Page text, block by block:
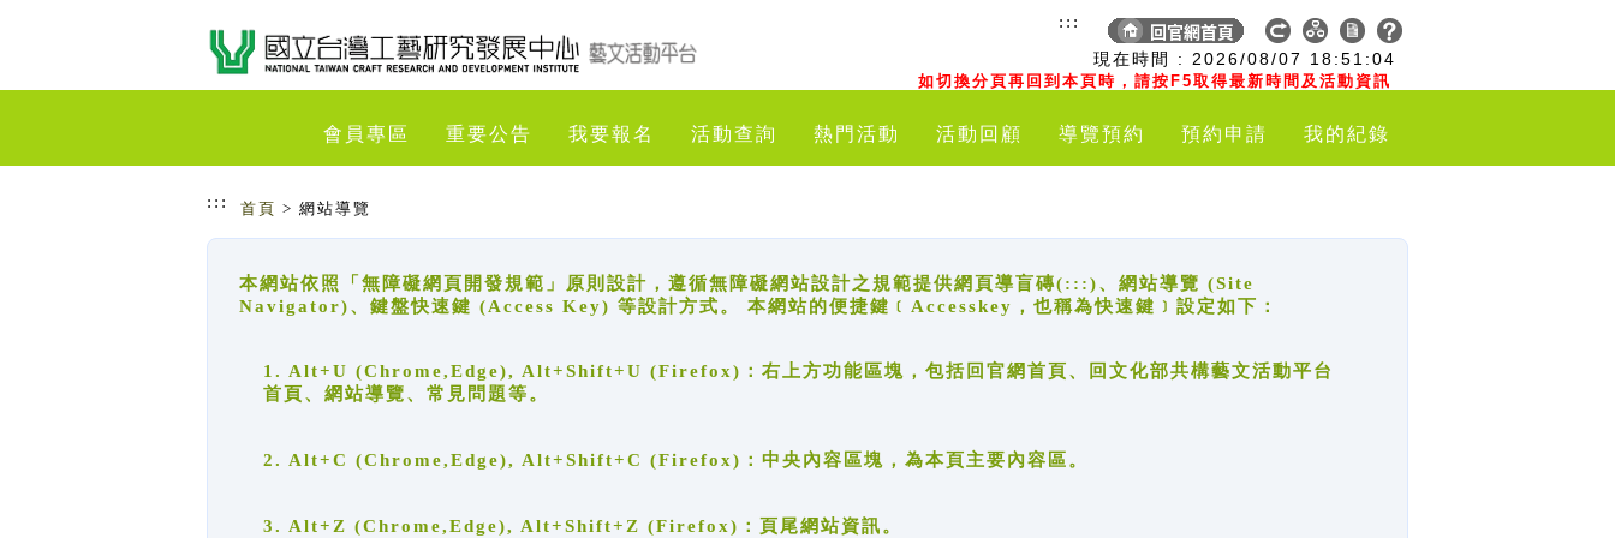
現在時間 : 2026/08/07 18:51:04
如切換分頁再回到本頁時，請按F5取得最新時間及活動資訊
:::
會員專區 重要公告 我要報名 活動查詢 熱門活動 活動回顧 導覽預約 預約申請 我的紀錄
::: 首頁 > 網站導覽
本網站依照「無障礙網頁開發規範」原則設計，遵循無障礙網站設計之規範提供網頁導盲磚(:::)、網站導覽 (Site
Navigator)、鍵盤快速鍵 (Access Key) 等設計方式。 本網站的便捷鍵﹝Accesskey，也稱為快速鍵﹞設定如下：
1. Alt+U (Chrome,Edge), Alt+Shift+U (Firefox)：右上方功能區塊，包括回官網首頁、回文化部共構藝文活動平台
首頁、網站導覽、常見問題等。
2. Alt+C (Chrome,Edge), Alt+Shift+C (Firefox)：中央內容區塊，為本頁主要內容區。
3. Alt+Z (Chrome,Edge), Alt+Shift+Z (Firefox)：頁尾網站資訊。